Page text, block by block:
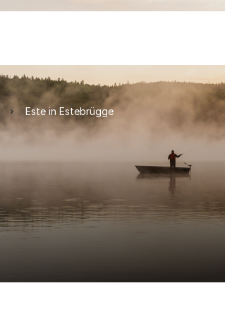
Este in Estebrügge